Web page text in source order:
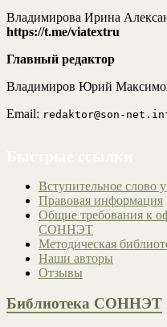
Владимирова Ирина
https://t.me/viatextru
Главный редактор
Владимиров Юрий
Email: redaktor@son-
Вступительное слово
Правовая информация
Общие требования к
СОННЭТ
Методическая
Наши авторы
Отзывы
Библиотека СОННЭТ